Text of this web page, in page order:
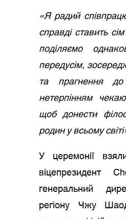
«Я радий
справді ставить
поділяємо
передусім,
та прагнення
нетерпінням
щоб донести
родин у всьому
У церемонії
віцепрезидент
генеральний
регіону Чжу